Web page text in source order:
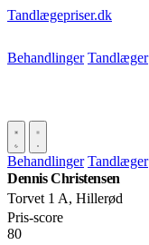
Tandlægepriser.dk
Behandlinger Tandlæger
Behandlinger Tandlæger
Dennis Christensen
Torvet 1 A, Hillerød
Pris‑score
80